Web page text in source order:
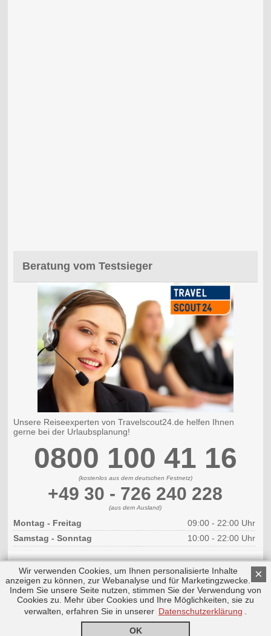
Beratung vom Testsieger
Unsere Reiseexperten von Travelscout24.de helfen Ihnen
gerne bei der Urlaubsplanung!
0800 100 41 16
(kostenlos aus dem deutschen Festnetz)
+49 30 - 726 240 228
(aus dem Ausland)
Montag - Freitag
09:00 - 22:00 Uhr
Samstag - Sonntag
10:00 - 22:00 Uhr
Copyright © 2026 by Triplemind GmbH
Impressum|Datenschutz
Nach oben
×
Wir verwenden Cookies, um Ihnen personalisierte Inhalte
anzeigen zu können, zur Webanalyse und für Marketingzwecke.
Indem Sie unsere Seite nutzen, stimmen Sie der Verwendung von
Cookies zu. Mehr über Cookies und Ihre Möglichkeiten, sie zu
verwalten, erfahren Sie in unserer Datenschutzerklärung
OK